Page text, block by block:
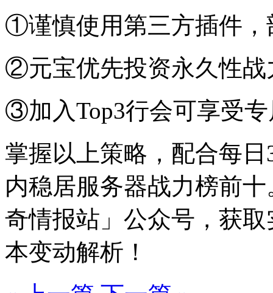
①谨慎使用第三方插件，
②元宝优先投资永久性战
③加入Top3行会可享受专
掌握以上策略，配合每
内稳居服务器战力榜前
奇情报站」公众号，获
本变动解析！